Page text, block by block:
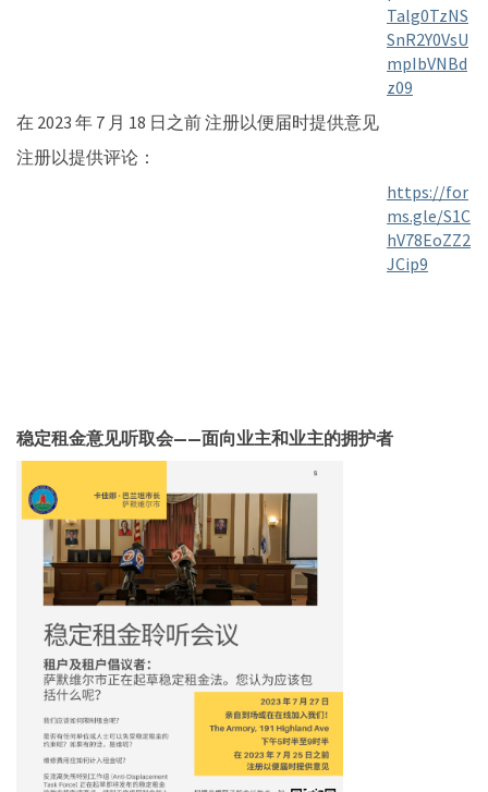
Talg0TzNS
SnR2Y0VsU
mpIbVNBd
z09
在 2023 年 7 月 18 日之前注册以便届时提供意见
注册以提供评论：
https://for
ms.gle/S1C
hV78EoZZ2
JCip9
稳定租金意见听取会——面向业主和业主的拥护者